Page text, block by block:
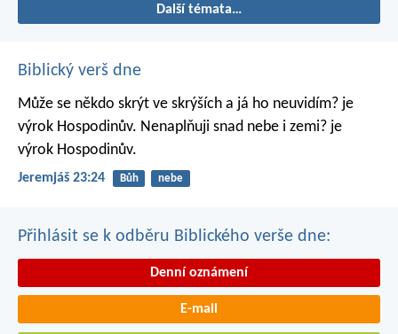
Další témata…
Biblický verš dne
Může se někdo skrýt ve skrýších a já ho neuvidím? je
výrok Hospodinův. Nenaplňuji snad nebe i zemi? je
výrok Hospodinův.
Jeremjáš 23:24 Bůh nebe
Přihlásit se k odběru Biblického verše dne:
Denní oznámení
E-mail